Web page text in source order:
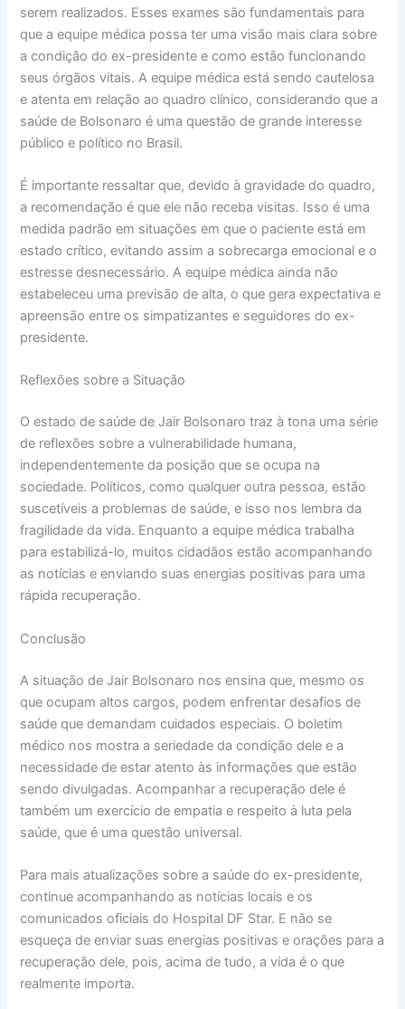
serem realizados. Esses exames são fundamentais para
que a equipe médica possa ter uma visão mais clara sobre
a condição do ex-presidente e como estão funcionando
seus órgãos vitais. A equipe médica está sendo cautelosa
e atenta em relação ao quadro clínico, considerando que a
saúde de Bolsonaro é uma questão de grande interesse
público e político no Brasil.
É importante ressaltar que, devido à gravidade do quadro,
a recomendação é que ele não receba visitas. Isso é uma
medida padrão em situações em que o paciente está em
estado crítico, evitando assim a sobrecarga emocional e o
estresse desnecessário. A equipe médica ainda não
estabeleceu uma previsão de alta, o que gera expectativa e
apreensão entre os simpatizantes e seguidores do ex-
presidente.
Reflexões sobre a Situação
O estado de saúde de Jair Bolsonaro traz à tona uma série
de reflexões sobre a vulnerabilidade humana,
independentemente da posição que se ocupa na
sociedade. Políticos, como qualquer outra pessoa, estão
suscetíveis a problemas de saúde, e isso nos lembra da
fragilidade da vida. Enquanto a equipe médica trabalha
para estabilizá-lo, muitos cidadãos estão acompanhando
as notícias e enviando suas energias positivas para uma
rápida recuperação.
Conclusão
A situação de Jair Bolsonaro nos ensina que, mesmo os
que ocupam altos cargos, podem enfrentar desafios de
saúde que demandam cuidados especiais. O boletim
médico nos mostra a seriedade da condição dele e a
necessidade de estar atento às informações que estão
sendo divulgadas. Acompanhar a recuperação dele é
também um exercício de empatia e respeito à luta pela
saúde, que é uma questão universal.
Para mais atualizações sobre a saúde do ex-presidente,
continue acompanhando as notícias locais e os
comunicados oficiais do Hospital DF Star. E não se
esqueça de enviar suas energias positivas e orações para a
recuperação dele, pois, acima de tudo, a vida é o que
realmente importa.